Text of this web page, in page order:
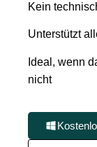
Kein
Unterstützt
Ideal, wenn
nicht